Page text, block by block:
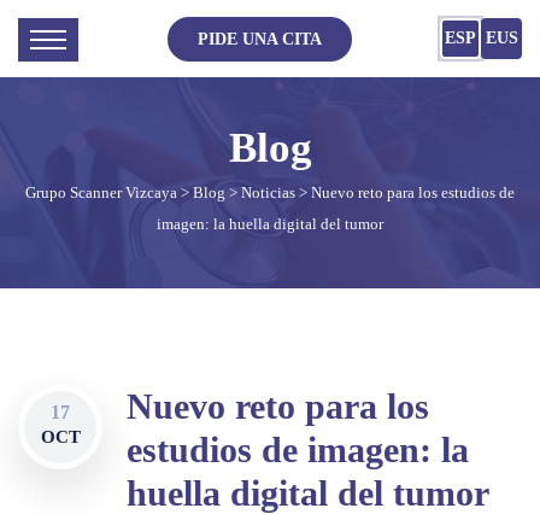
PIDE UNA CITA ESP EUS
Grupo Scanner Vizcaya > Blog > Noticias > Nuevo reto para los estudios de
imagen: la huella digital del tumor
17
OCT
Nuevo reto para los
estudios de imagen: la
huella digital del tumor